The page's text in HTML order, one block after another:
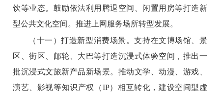
饮等业态。鼓励依法利用腾退空间、闲置用房等打造新
型公共文化空间。推进上网服务场所转型发展。
（十一）打造新型消费场景。支持在文博场馆、景
区、街区、邮轮、大巴等打造沉浸式体验空间，推出一
批沉浸式文旅新产品新场景。推动文学、动漫、游戏、
演艺、影视等知识产权（IP）相互转化，建设空间型虚